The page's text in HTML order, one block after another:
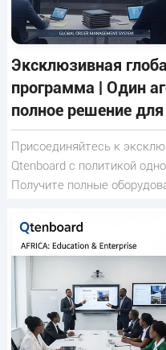
Эксклюзивная
программа | Один
полное решение
Присоединяйтесь к
Qtenboard с политикой
Получите полные
программное обеспечение